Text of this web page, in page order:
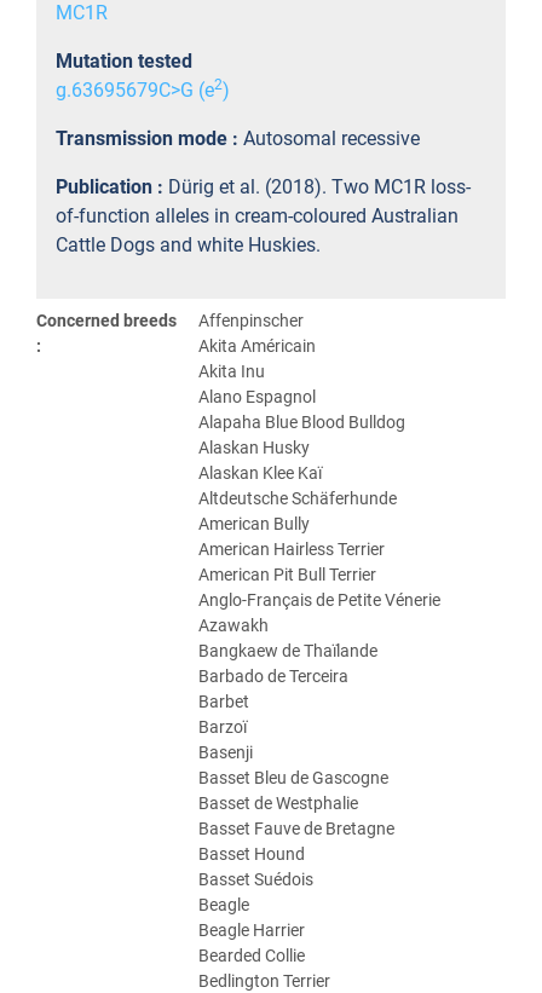
MC1R
Mutation tested
g.63695679C>G (e2)
Transmission mode : Autosomal recessive
Publication : Dürig et al. (2018). Two MC1R loss-
of-function alleles in cream-coloured Australian
Cattle Dogs and white Huskies.
Concerned breeds
:
Affenpinscher
Akita Américain
Akita Inu
Alano Espagnol
Alapaha Blue Blood Bulldog
Alaskan Husky
Alaskan Klee Kaï
Altdeutsche Schäferhunde
American Bully
American Hairless Terrier
American Pit Bull Terrier
Anglo-Français de Petite Vénerie
Azawakh
Bangkaew de Thaïlande
Barbado de Terceira
Barbet
Barzoï
Basenji
Basset Bleu de Gascogne
Basset de Westphalie
Basset Fauve de Bretagne
Basset Hound
Basset Suédois
Beagle
Beagle Harrier
Bearded Collie
Bedlington Terrier